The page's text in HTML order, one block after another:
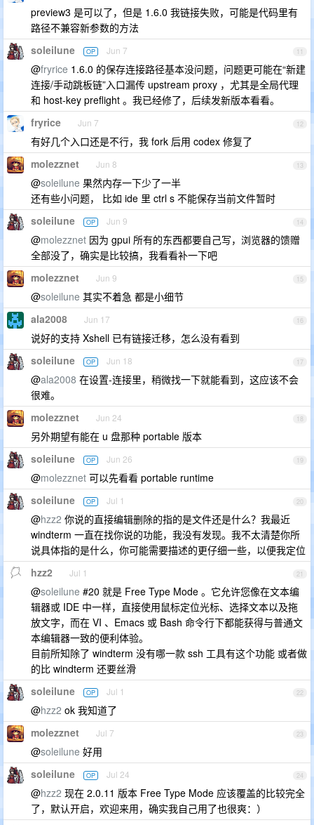
preview3 是可以了，但是 1.6.0 我链接失败，可能是代码里有
路径不兼容新参数的方法
11
soleilune OP Jun 7
@fryrice 1.6.0 的保存连接路径基本没问题，问题更可能在“新建
连接/手动跳板链”入口漏传 upstream proxy ，尤其是全局代理
和 host-key preflight 。我已经修了，后续发新版本看看。
12
fryrice Jun 7
有好几个入口还是不行，我 fork 后用 codex 修复了
13
molezznet Jun 8
@soleilune 果然内存一下少了一半
还有些小问题， 比如 ide 里 ctrl s 不能保存当前文件暂时
14
soleilune OP Jun 9
@molezznet 因为 gpui 所有的东西都要自己写，浏览器的馈赠
全部没了，确实是比较搞，我看看补一下吧
15
molezznet Jun 9
@soleilune 其实不着急 都是小细节
16
ala2008 Jun 17
说好的支持 Xshell 已有链接迁移，怎么没有看到
17
soleilune OP Jun 18
@ala2008 在设置-连接里，稍微找一下就能看到，这应该不会
很难。
18
molezznet Jun 24
另外期望有能在 u 盘那种 portable 版本
19
soleilune OP Jun 26
@molezznet 可以先看看 portable runtime
20
soleilune OP Jul 1
@hzz2 你说的直接编辑删除的指的是文件还是什么？我最近
windterm 一直在找你说的功能，我没有发现。我不太清楚你所
说具体指的是什么，你可能需要描述的更仔细一些，以便我定位
21
hzz2 Jul 1
@soleilune #20 就是 Free Type Mode 。它允许您像在文本编
辑器或 IDE 中一样，直接使用鼠标定位光标、选择文本以及拖
放文字，而在 VI 、Emacs 或 Bash 命令行下都能获得与普通文
本编辑器一致的便利体验。
目前所知除了 windterm 没有哪一款 ssh 工具有这个功能 或者做
的比 windterm 还要丝滑
22
soleilune OP Jul 1
@hzz2 ok 我知道了
23
molezznet Jul 7
@soleilune 好用
24
soleilune OP Jul 24
@hzz2 现在 2.0.11 版本 Free Type Mode 应该覆盖的比较完全
了，默认开启，欢迎来用，确实我自己用了也很爽：）